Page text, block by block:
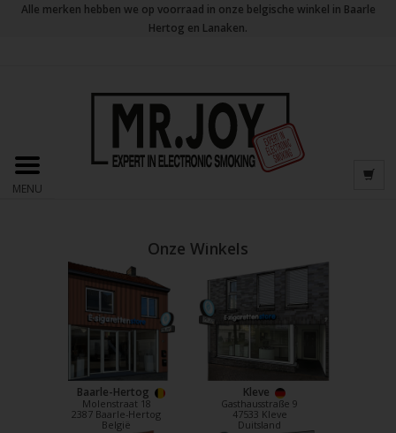
Alle merken hebben we op voorraad in onze belgische winkel in Baarle
Hertog en Lanaken.
MENU
Onze Winkels
Baarle-Hertog
Molenstraat 18
2387 Baarle-Hertog
België
Kleve
Gasthausstraße 9
47533 Kleve
Duitsland